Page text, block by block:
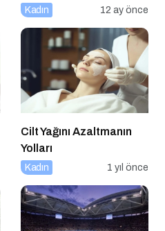
Kadın 12 ay önce
Cilt Yağını Azaltmanın
Yolları
Kadın 1 yıl önce